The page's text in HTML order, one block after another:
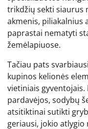
trikdžių sekti siaurus
akmenis, piliakalnius
paprastai nematyti
žemėlapiuose.
Tačiau pats
kupinos kelionės
vietiniais
pardavėjos, sodybų
atsitiktinai sutikti
geriausi, jokio atlygio